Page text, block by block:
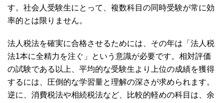
す。社会人受験生にとって、複数科目の同時受験が常に効
率的とは限りません。
法人税法を確実に合格させるためには、その年は「法人税
法1本に全精力を注ぐ」という意識が必要です。相対評価
の試験である以上、平均的な受験生より上位の成績を獲得
するには、圧倒的な学習量と理解の深さが求められます。
逆に、消費税法や相続税法など、比較的軽めの科目は、余